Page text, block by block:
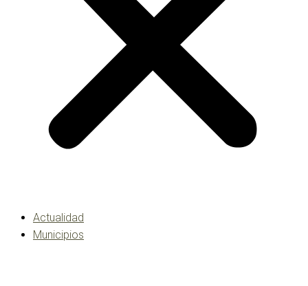
Actualidad
Municipios